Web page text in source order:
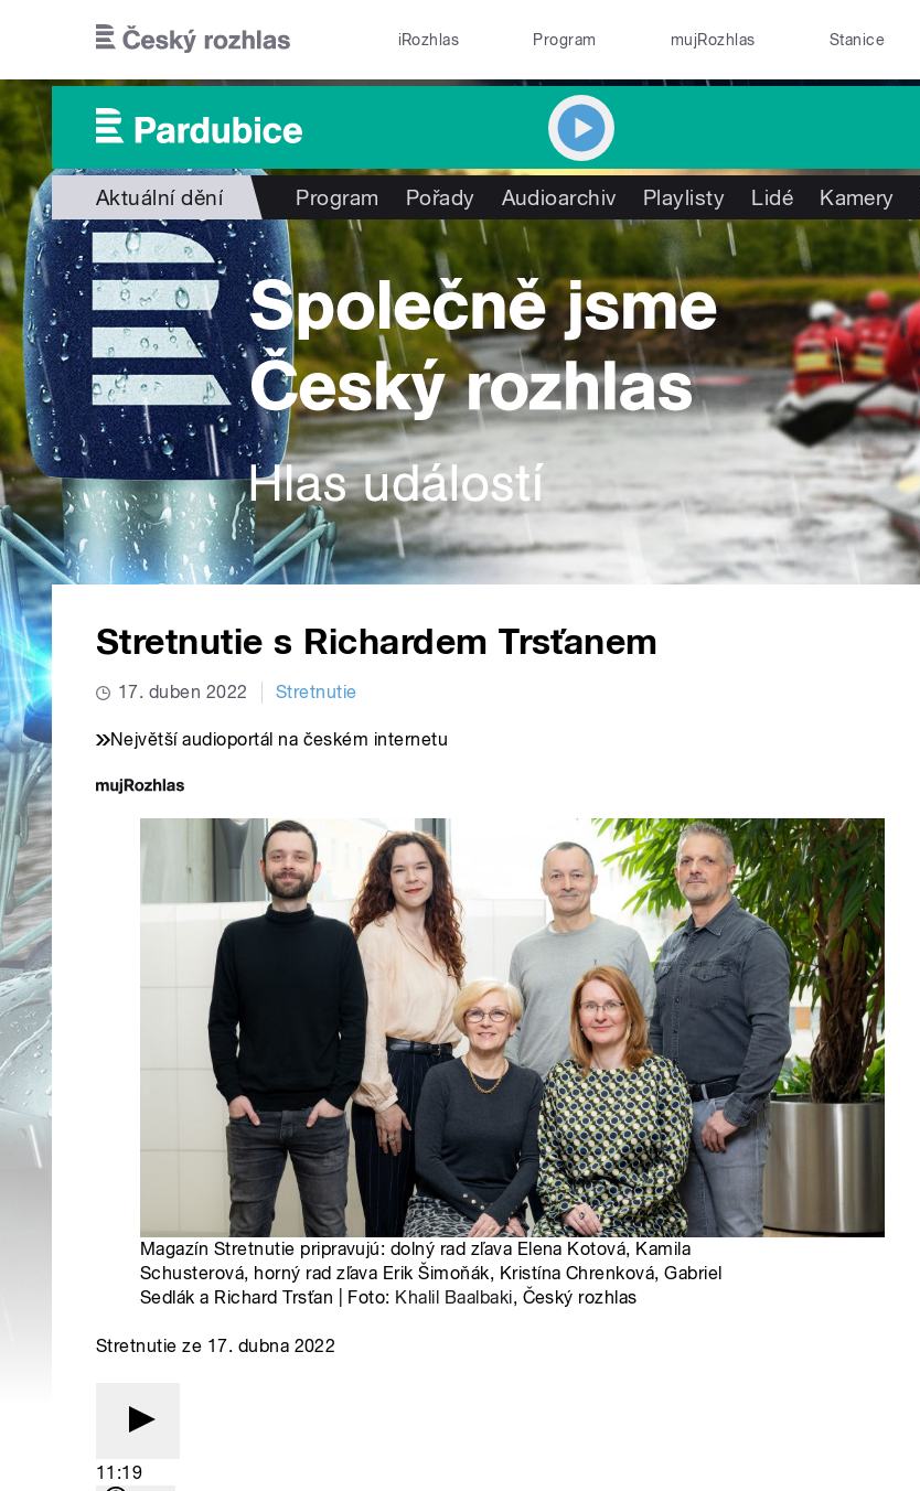
iRozhlas Program mujRozhlas Stanice
Aktuální dění Program Pořady Audioarchiv Playlisty Lidé Kamery
Stretnutie s Richardem Trsťanem
17. duben 2022 Stretnutie
Největší audioportál na českém internetu
Magazín Stretnutie pripravujú: dolný rad zľava Elena Kotová, Kamila
Schusterová, horný rad zľava Erik Šimoňák, Kristína Chrenková, Gabriel
Sedlák a Richard Trsťan | Foto: Khalil Baalbaki, Český rozhlas
Stretnutie ze 17. dubna 2022
11:19